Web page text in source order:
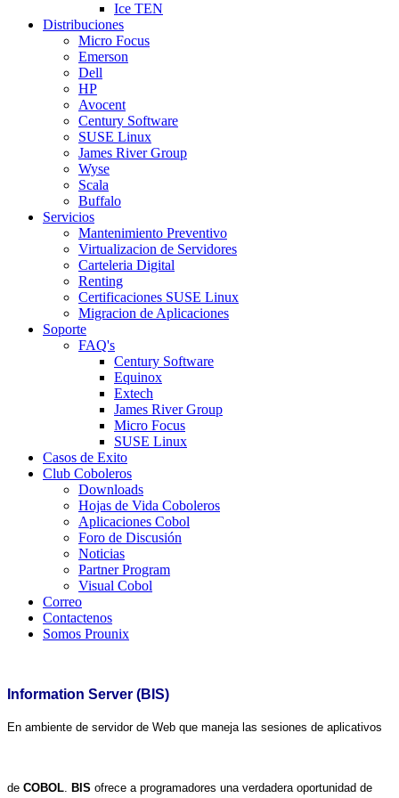
Ice TEN
Distribuciones
Micro Focus
Emerson
Dell
HP
Avocent
Century Software
SUSE Linux
James River Group
Wyse
Scala
Buffalo
Servicios
Mantenimiento Preventivo
Virtualizacion de Servidores
Carteleria Digital
Renting
Certificaciones SUSE Linux
Migracion de Aplicaciones
Soporte
FAQ's
Century Software
Equinox
Extech
James River Group
Micro Focus
SUSE Linux
Casos de Exito
Club Coboleros
Downloads
Hojas de Vida Coboleros
Aplicaciones Cobol
Foro de Discusión
Noticias
Partner Program
Visual Cobol
Correo
Contactenos
Somos Prounix
Information Server (BIS)
En ambiente de servidor de Web que maneja las sesiones de aplicativos
de COBOL. BIS ofrece a programadores una verdadera oportunidad de